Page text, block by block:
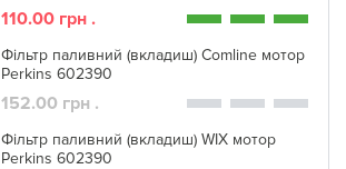
110.00 грн .
Фільтр паливний (вкладиш) Comline мотор
Perkins 602390
152.00 грн .
Фільтр паливний (вкладиш) WIX мотор
Perkins 602390